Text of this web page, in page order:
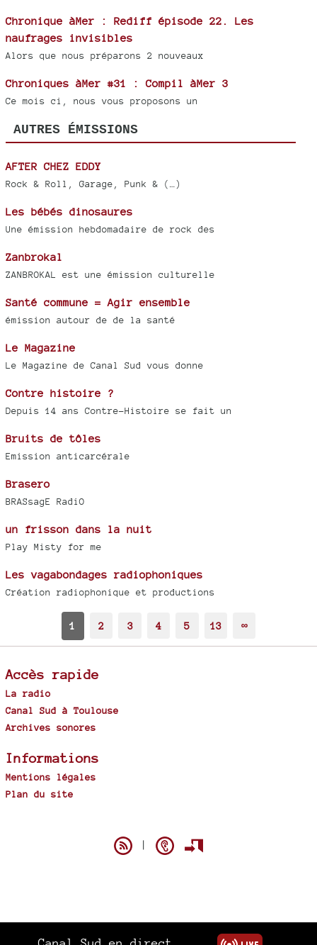
Chronique àMer : Rediff épisode 22. Les
naufrages invisibles
Alors que nous préparons 2 nouveaux
Chroniques àMer #31 : Compil àMer 3
Ce mois ci, nous vous proposons un
AUTRES ÉMISSIONS
AFTER CHEZ EDDY
Rock & Roll, Garage, Punk & (…)
Les bébés dinosaures
Une émission hebdomadaire de rock des
Zanbrokal
ZANBROKAL est une émission culturelle
Santé commune = Agir ensemble
émission autour de de la santé
Le Magazine
Le Magazine de Canal Sud vous donne
Contre histoire ?
Depuis 14 ans Contre-Histoire se fait un
Bruits de tôles
Emission anticarcérale
Brasero
BRASsagE RadiO
un frisson dans la nuit
Play Misty for me
Les vagabondages radiophoniques
Création radiophonique et productions
1 2 3 4 5 13 ∞
Accès rapide
La radio
Canal Sud à Toulouse
Archives sonores
Informations
Mentions légales
Plan du site
|